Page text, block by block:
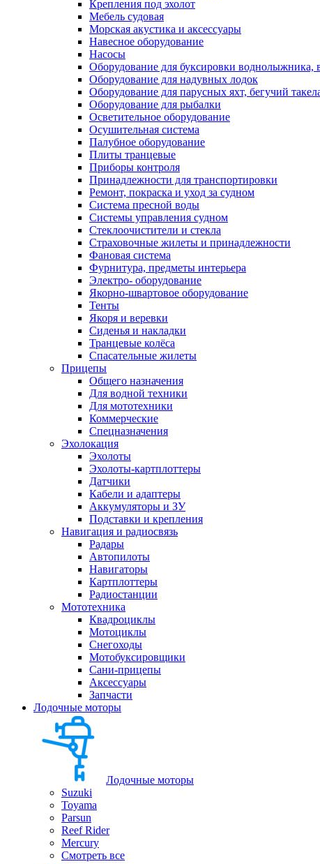
Крепления под эхолот
Мебель судовая
Морская акустика и аксессуары
Навесное оборудование
Насосы
Оборудование для буксировки воднолыжника,
Оборудование для надувных лодок
Оборудование для парусных яхт, бегучий
Оборудование для рыбалки
Осветительное оборудование
Осушительная система
Палубное оборудование
Плиты транцевые
Приборы контроля
Принадлежности для транспортировки
Ремонт, покраска и уход за судном
Система пресной воды
Системы управления судном
Стеклоочистители и стекла
Страховочные жилеты и принадлежности
Фановая система
Фурнитура, предметы интерьера
Электро- оборудование
Якорно-швартовое оборудование
Тенты
Якоря и веревки
Сиденья и накладки
Транцевые колёса
Спасательные жилеты
Прицепы
Общего назначения
Для водной техники
Для мототехники
Коммерческие
Спецназначения
Эхолокация
Эхолоты
Эхолоты-картплоттеры
Датчики
Кабели и адаптеры
Аккумуляторы и ЗУ
Подставки и крепления
Навигация и радиосвязь
Радары
Автопилоты
Навигаторы
Картплоттеры
Радиостанции
Мототехника
Квадроциклы
Мотоциклы
Снегоходы
Мотобуксировщики
Сани-прицепы
Аксессуары
Запчасти
Лодочные моторы
Лодочные моторы
Suzuki
Toyama
Parsun
Reef Rider
Mercury
Смотреть все